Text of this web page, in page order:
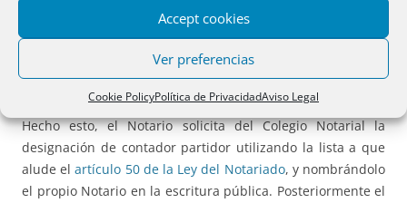
Accept cookies
Ver preferencias
Cookie PolicyPolítica de PrivacidadAviso Legal
demás con domicilio conocido que pudiera haber, como
pueden ser los cesionarios de cuota hereditaria. Los
citados podrán comparecer ante el Notario y hacer las
manifestaciones que consideren oportunas.
Hecho esto, el Notario solicita del Colegio Notarial la
designación de contador partidor utilizando la lista a que
alude elartículo 50 de la Ley del Notariado, y nombrándolo
el propio Notario en la escritura pública. Posteriormente el